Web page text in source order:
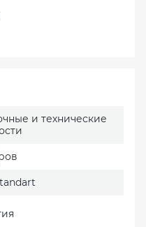
и технические